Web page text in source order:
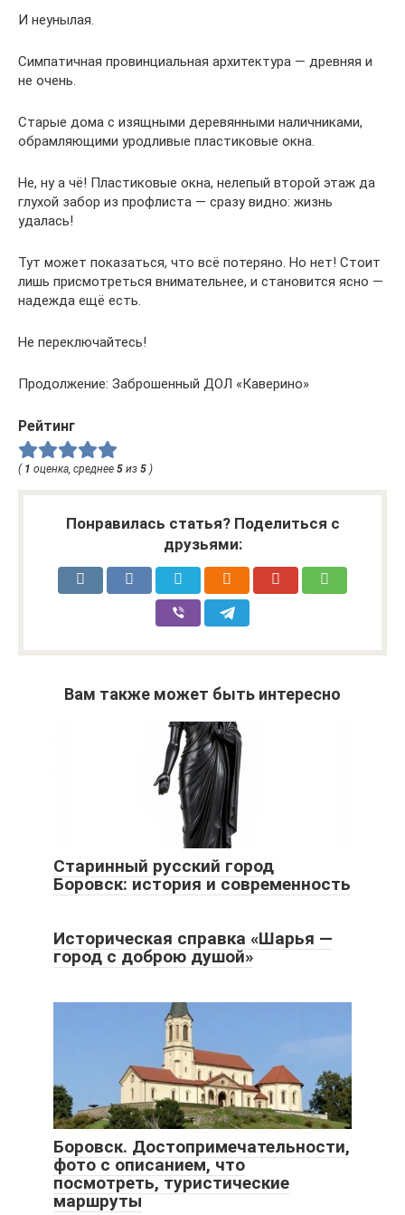
И неунылая.
Симпатичная провинциальная архитектура — древняя и
не очень.
Старые дома с изящными деревянными наличниками,
обрамляющими уродливые пластиковые окна.
Не, ну а чё! Пластиковые окна, нелепый второй этаж да
глухой забор из профлиста — сразу видно: жизнь
удалась!
Тут может показаться, что всё потеряно. Но нет! Стоит
лишь присмотреться внимательнее, и становится ясно —
надежда ещё есть.
Не переключайтесь!
Продолжение: Заброшенный ДОЛ «Каверино»
Рейтинг
( 1 оценка, среднее 5 из 5 )
Понравилась статья? Поделиться с
друзьями:
Вам также может быть интересно
Старинный русский город
Боровск: история и современность
Историческая справка «Шарья —
город с доброю душой»
Боровск. Достопримечательности,
фото с описанием, что
посмотреть, туристические
маршруты